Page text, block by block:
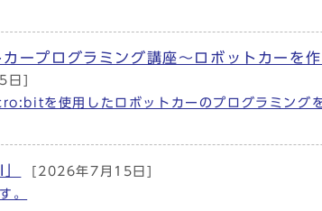
ープログラミング講座～ロボットカーを
日]
を使用したロボットカーのプログラミング
[2026年7月15日]
。